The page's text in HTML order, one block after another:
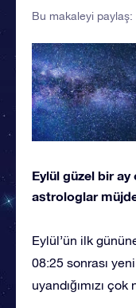
Bu makaleyi paylaş:
Eylül güzel bir
astrologlar
Eylül’ün ilk
08:25 sonrası
uyandığımızı